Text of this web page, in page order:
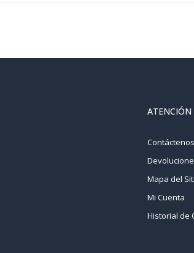
ATENCIÓN
Contáctenos
Mapa del
Mi Cuenta
Historial de